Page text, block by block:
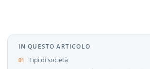
IN QUESTO ARTICOLO
Tipi di società